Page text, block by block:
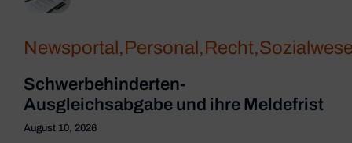
Newsportal ,Personal ,Recht,
Schwerbehinderten-
Ausgleichsabgabe und ihre Meldefrist
August 10, 2026